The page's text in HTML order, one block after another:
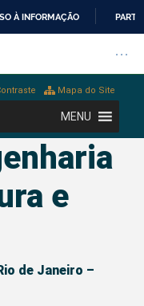
À INFORMAÇÃO
Mapa do Site
MENU
e
de Janeiro –